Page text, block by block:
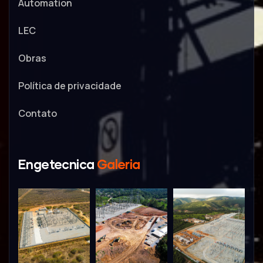
Automation
LEC
Obras
Política de privacidade
Contato
Engetecnica Galeria